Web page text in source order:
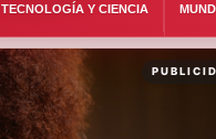
TECNOLOGÍA Y CIENCIA